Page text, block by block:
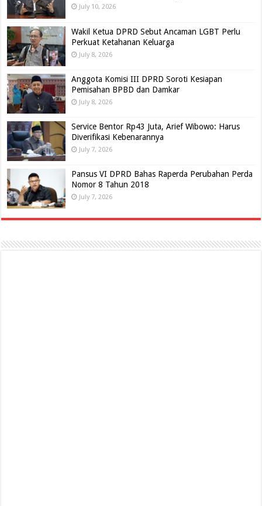
July 10, 2026
Wakil Ketua DPRD Sebut Ancaman LGBT Perlu
Perkuat Ketahanan Keluarga
July 8, 2026
Anggota Komisi III DPRD Soroti Kesiapan
Pemisahan BPBD dan Damkar
July 8, 2026
Service Bentor Rp43 Juta, Arief Wibowo: Harus
Diverifikasi Kebenarannya
July 7, 2026
Pansus VI DPRD Bahas Raperda Perubahan Perda
Nomor 8 Tahun 2018
July 7, 2026